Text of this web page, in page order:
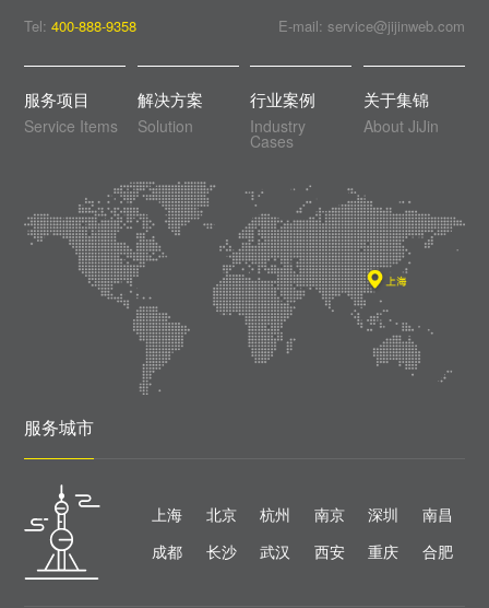
Tel:400-888-9358 E-mail: service@jijinweb.com
服务项目
Service Items
解决方案
Solution
行业案例
Industry
Cases
关于集锦
About JiJin
服务城市
上海 北京 杭州 南京 深圳
南昌
成都
长沙 武汉 西安 重庆 合肥